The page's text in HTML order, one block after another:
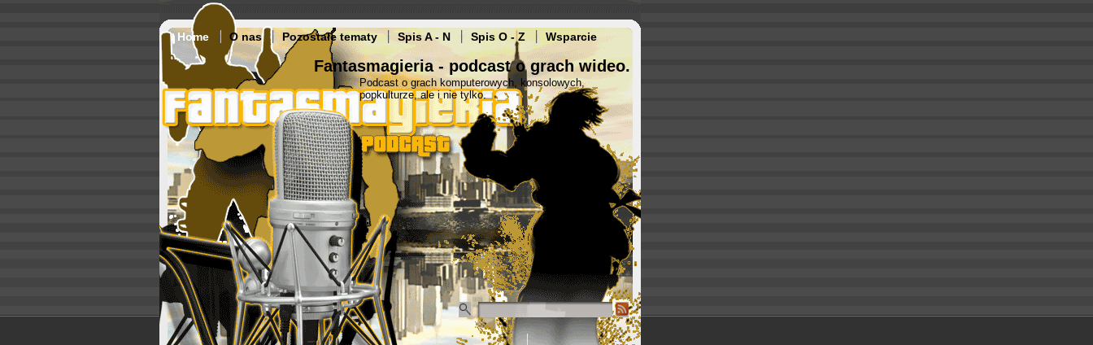
Home O nas Pozostałe tematy Spis A - N Spis O - Z Wsparcie
Fantasmagieria - podcast o grach wideo.
Podcast o grach komputerowych, konsolowych,
popkulturze, ale i nie tylko.